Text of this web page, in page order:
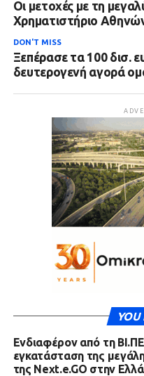
Οι μετοχές με τη
Χρηματιστήριο
DON'T MISS
Ξεπέρασε τα 100 δισ.
δευτερογενή αγορά
Ενδιαφέρον από τη
εγκατάσταση της
της Next.e.GO στην